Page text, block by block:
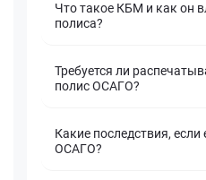
Что такое КБМ и как он
полиса?
Требуется ли
полис ОСАГО?
Какие последствия, если
ОСАГО?